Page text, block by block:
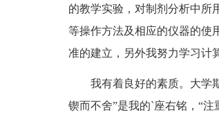
的教学实验，对制剂分析中所
等操作方法及相应的仪器的使
准的建立，另外我努力学习计
我有着良好的素质。大学期
锲而不舍”是我的`座右铭，“